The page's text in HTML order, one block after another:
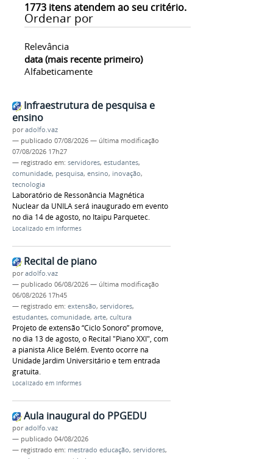
1773 itens atendem ao seu critério.
Ordenar por
Relevância
data (mais recente primeiro)
Alfabeticamente
Infraestrutura de pesquisa e
ensino
poradolfo.vaz
— publicado 07/08/2026 — última modificação
07/08/2026 17h27
— registrado em: servidores, estudantes,
comunidade, pesquisa, ensino, inovação,
tecnologia
Laboratório de Ressonância Magnética
Nuclear da UNILA será inaugurado em evento
no dia 14 de agosto, no Itaipu Parquetec.
Localizado em Informes
Recital de piano
poradolfo.vaz
— publicado 06/08/2026 — última modificação
06/08/2026 17h45
— registrado em: extensão, servidores,
estudantes, comunidade, arte, cultura
Projeto de extensão “Ciclo Sonoro” promove,
no dia 13 de agosto, o Recital "Piano XXI", com
a pianista Alice Belém. Evento ocorre na
Unidade Jardim Universitário e tem entrada
gratuita.
Localizado em Informes
Aula inaugural do PPGEDU
poradolfo.vaz
— publicado 04/08/2026
— registrado em: mestrado educação, servidores,